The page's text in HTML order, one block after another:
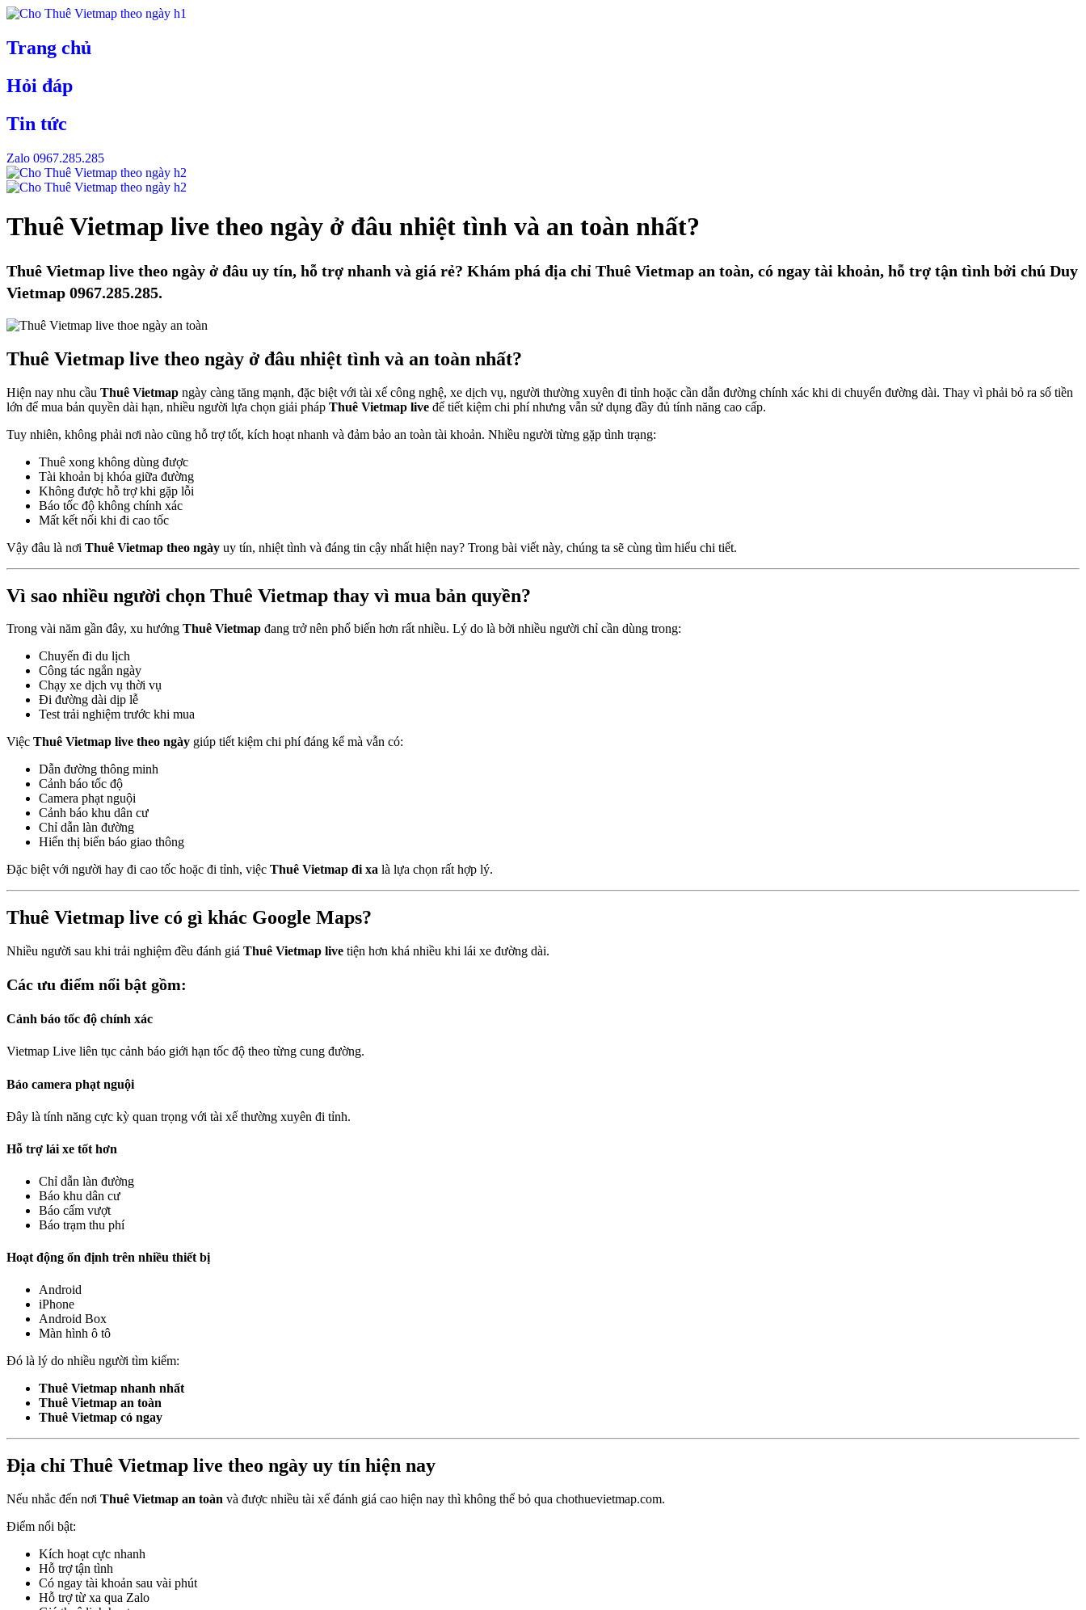
Skip
content
Trang chủ
Hỏi đáp
Tin tức
Zalo 0967.285.285
Thuê Vietmap live theo ngày ở đâu nhiệt tình và an toàn nhất?
Thuê Vietmap live theo ngày ở đâu uy tín, hỗ trợ nhanh và giá rẻ? Khám phá địa chỉ Thuê Vietmap an toàn, có ngay tài khoản, hỗ trợ tận tình bởi chú Duy
Vietmap 0967.285.285.
Thuê Vietmap live theo ngày ở đâu nhiệt tình và an toàn nhất?
Hiện nay nhu cầu Thuê Vietmap ngày càng tăng mạnh, đặc biệt với tài xế công nghệ, xe dịch vụ, người thường xuyên đi tỉnh hoặc cần dẫn đường chính xác khi di chuyển đường dài. Thay vì phải bỏ ra số tiền
lớn để mua bản quyền dài hạn, nhiều người lựa chọn giải pháp Thuê Vietmap live để tiết kiệm chi phí nhưng vẫn sử dụng đầy đủ tính năng cao cấp.
Tuy nhiên, không phải nơi nào cũng hỗ trợ tốt, kích hoạt nhanh và đảm bảo an toàn tài khoản. Nhiều người từng gặp tình trạng:
Thuê xong không dùng được
Tài khoản bị khóa giữa đường
Không được hỗ trợ khi gặp lỗi
Báo tốc độ không chính xác
Mất kết nối khi đi cao tốc
Vậy đâu là nơi Thuê Vietmap theo ngày uy tín, nhiệt tình và đáng tin cậy nhất hiện nay? Trong bài viết này, chúng ta sẽ cùng tìm hiểu chi tiết.
Vì sao nhiều người chọn Thuê Vietmap thay vì mua bản quyền?
Trong vài năm gần đây, xu hướng Thuê Vietmap đang trở nên phổ biến hơn rất nhiều. Lý do là bởi nhiều người chỉ cần dùng trong:
Chuyến đi du lịch
Công tác ngắn ngày
Chạy xe dịch vụ thời vụ
Đi đường dài dịp lễ
Test trải nghiệm trước khi mua
Việc Thuê Vietmap live theo ngày giúp tiết kiệm chi phí đáng kể mà vẫn có:
Dẫn đường thông minh
Cảnh báo tốc độ
Camera phạt nguội
Cảnh báo khu dân cư
Chỉ dẫn làn đường
Hiển thị biển báo giao thông
Đặc biệt với người hay đi cao tốc hoặc đi tỉnh, việc Thuê Vietmap đi xa là lựa chọn rất hợp lý.
Thuê Vietmap live có gì khác Google Maps?
Nhiều người sau khi trải nghiệm đều đánh giá Thuê Vietmap live tiện hơn khá nhiều khi lái xe đường dài.
Các ưu điểm nổi bật gồm:
Cảnh báo tốc độ chính xác
Vietmap Live liên tục cảnh báo giới hạn tốc độ theo từng cung đường.
Báo camera phạt nguội
Đây là tính năng cực kỳ quan trọng với tài xế thường xuyên đi tỉnh.
Hỗ trợ lái xe tốt hơn
Chỉ dẫn làn đường
Báo khu dân cư
Báo cấm vượt
Báo trạm thu phí
Hoạt động ổn định trên nhiều thiết bị
Android
iPhone
Android Box
Màn hình ô tô
Đó là lý do nhiều người tìm kiếm:
Thuê Vietmap nhanh nhất
Thuê Vietmap an toàn
Thuê Vietmap có ngay
Địa chỉ Thuê Vietmap live theo ngày uy tín hiện nay
Nếu nhắc đến nơi Thuê Vietmap an toàn và được nhiều tài xế đánh giá cao hiện nay thì không thể bỏ qua chothuevietmap.com.
Điểm nổi bật:
Kích hoạt cực nhanh
Hỗ trợ tận tình
Có ngay tài khoản sau vài phút
Hỗ trợ từ xa qua Zalo